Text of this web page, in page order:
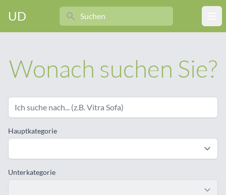
UD
Search
Wonach suchen Sie?
Hauptkategorie
Unterkategorie